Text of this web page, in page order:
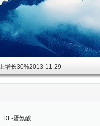
增长30%2013-11-29
DL-蛋氨酸